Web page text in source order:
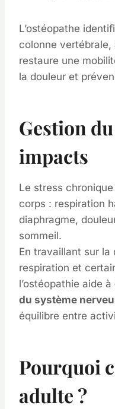
L’ostéopathe
colonne
restaure une
la douleur et
Gestion
impacts
Le stress
corps : respiration
diaphragme,
sommeil.
En travaillant sur la
respiration et
l’ostéopathie aide à
du système
équilibre entre
Pourquoi
adulte ?